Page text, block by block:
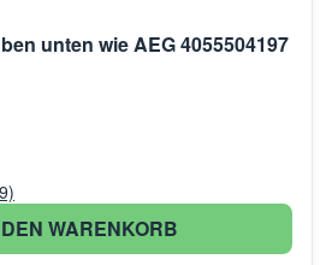
unten wie AEG 4055504197
WARENKORB